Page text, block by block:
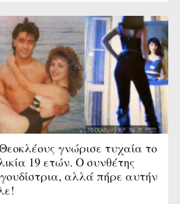
γνώρισε τυχαία το
19 ετών. Ο συνθέτης
αλλά πήρε αυτήν